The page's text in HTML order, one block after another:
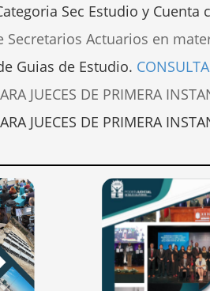
Sec Estudio y Cuenta
Secretarios Actuarios en
Guias de Estudio.
JUECES DE PRIMERA
JUECES DE PRIMERA